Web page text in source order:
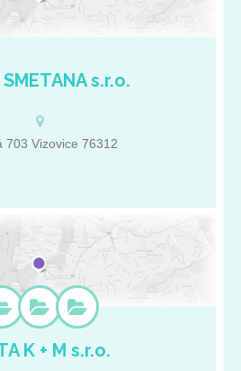
a servis zahradní, lesní a komunální
travnatých ploch a vertikutací.
výrobu řetězů pro všechny typy pil.
s.r.o.
703 Vizovice 76312
motorové sekačky, mulčovací sestavy,
K + M s.r.o.